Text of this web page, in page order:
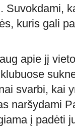
Suvokdami,
kuris gali
apie jį
svarbi, kai
naršydami
į padėti